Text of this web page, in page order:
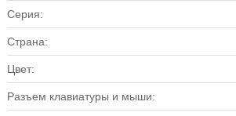
Серия:
Страна:
Цвет:
Разъем клавиатуры и мыши: